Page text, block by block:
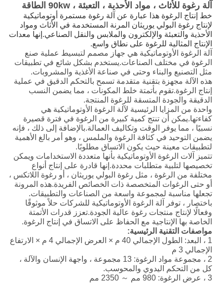
آلة رغوة للأثاث ، مواد الأحذية ، التعبئة ، 90kw الطاقة
خط إنتاج الرغوة هذا عبارة عن آلة رغوة مستمرة أوتوماتيكية
لإنتاج رغوة البولي يوريثان المرنة المستخدمة في الأثاث ومواد
الأحذية والتعبئة والإلكترون والملابس والنقل الصناعي.إنها معدات
الإنتاج المثالية للرغوة على نطاق واسع.
آلة الرغوة الأوتوماتيكية هي جهاز مصمم لتبسيط عملية صنع
الرغوة في مختلف الصناعات.يستخدم بشكل شائع في تطبيقات
مثل التصنيع والبناء وحتى في صناعة الأغذية والمشروبات.
هذه الآلة مجهزة بتقنية متقدمة تسمح بالتحكم الدقيق في عملية
إنتاج الرغوة.تقوم بأتمتة خلط المكونات ، مما يضمن النسب
الدقيقة والجودة المتسقة للرغوة المنتجة.
واحدة من المزايا الرئيسية لآلة الرغوة الأوتوماتيكية هي
كفاءتها.يمكن أن تنتج كمية كبيرة من الرغوة في فترة قصيرة
نسبيًا ، مما يوفر الوقت وتكاليف العمالة.بالإضافة إلى ذلك ، فإنه
يضمن التوحيد في كثافة الرغوة والملمس ، وهو أمر بالغ الأهمية
لتطبيقات معينة حيث يكون الاتساق مطلوبًا.
تتميز آلات الرغوة الأوتوماتيكية بأنها متعددة الاستخدامات ويمكن
تخصيصها لتلبية متطلبات محددة.إنها قادرة على إنتاج أنواع
مختلفة من الرغوة ، مثل رغوة البولي يوريثان ، أو رغوة اللاتكس ،
أو حتى الرغوات المتخصصة ذات الخصائص الفريدة.هذه المرونة
تجعلها مناسبة لمجموعة واسعة من الصناعات والتطبيقات.
باختصار ، توفر آلة الرغوة الأوتوماتيكية للشركات حلاً موثوقًا
وفعالًا لإنتاج منتجات رغوة عالية الجودة.تعزز قدرات الأتمتة
الخاصة بها الإنتاجية مع الحفاظ على الاتساق في إنتاج الرغوة.
مواصفات التقنية الرئيسية:
1 ، البعد: الطول الإجمالي 40 م × العرض الإجمالي 4 م × الارتفاع
الإجمالي 3 م
2 ، مجموعة مواد الرغوة: 13 مجموعة ، واجهة الإنسان والآلة ،
كل من التحكم اليدوي والمحوسب.
3 ، عرض الرغوة: 980 مم ～ 2350 مم